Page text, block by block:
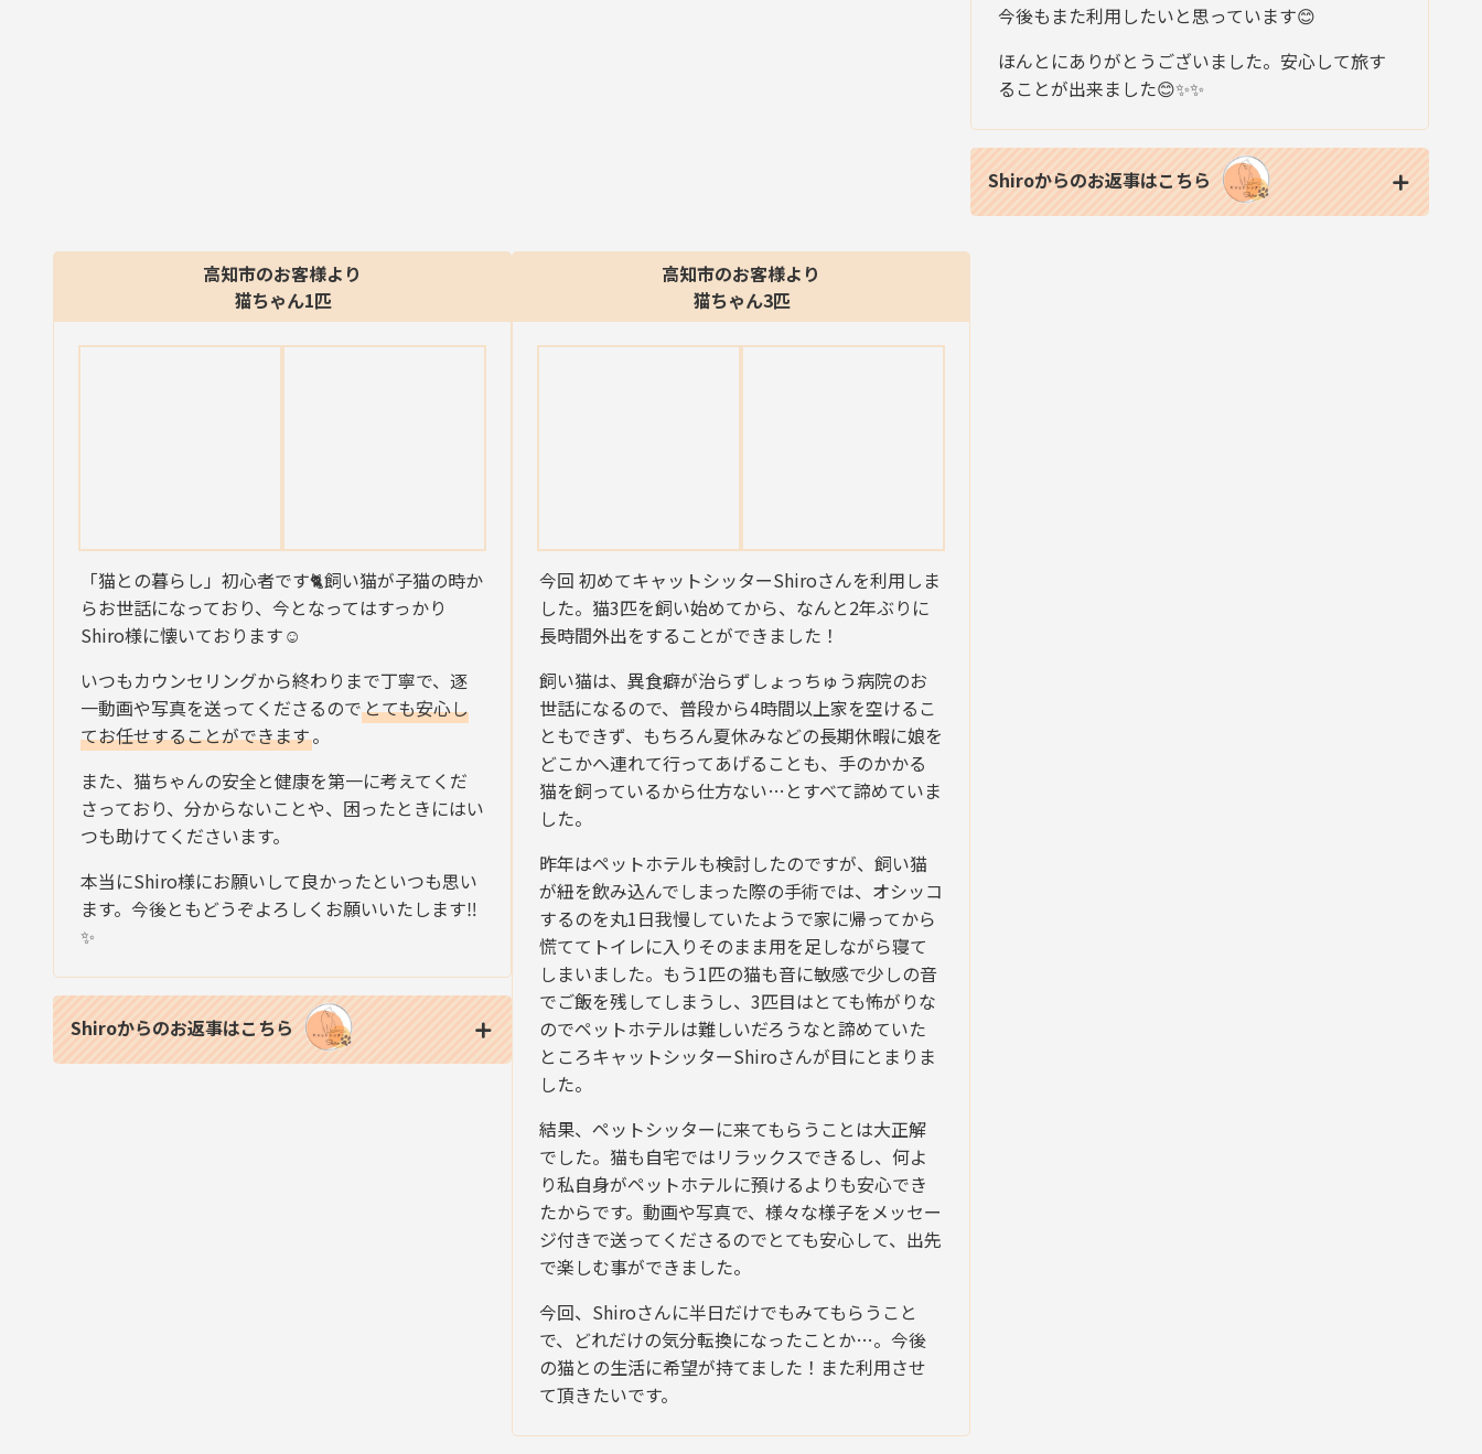
今後もまた利用したいと思っています😊
ほんとにありがとうございました。安心して旅す
ることが出来ました😊✨✨
Shiroからのお返事はこちら
高知市のお客様より
猫ちゃん1匹
「猫との暮らし」初心者です🐈飼い猫が子猫の時か
らお世話になっており、今となってはすっかり
Shiro様に懐いております☺️
いつもカウンセリングから終わりまで丁寧で、逐
一動画や写真を送ってくださるのでとても安心し
てお任せすることができます。
また、猫ちゃんの安全と健康を第一に考えてくだ
さっており、分からないことや、困ったときにはい
つも助けてくださいます。
本当にShiro様にお願いして良かったといつも思い
ます。今後ともどうぞよろしくお願いいたします‼
✨
Shiroからのお返事はこちら
高知市のお客様より
猫ちゃん3匹
今回 初めてキャットシッターShiroさんを利用しま
した。猫3匹を飼い始めてから、なんと2年ぶりに
長時間外出をすることができました！
飼い猫は、異食癖が治らずしょっちゅう病院のお
世話になるので、普段から4時間以上家を空けるこ
ともできず、もちろん夏休みなどの長期休暇に娘を
どこかへ連れて行ってあげることも、手のかかる
猫を飼っているから仕方ない…とすべて諦めていま
した。
昨年はペットホテルも検討したのですが、飼い猫
が紐を飲み込んでしまった際の手術では、オシッコ
するのを丸1日我慢していたようで家に帰ってから
慌ててトイレに入りそのまま用を足しながら寝て
しまいました。もう1匹の猫も音に敏感で少しの音
でご飯を残してしまうし、3匹目はとても怖がりな
のでペットホテルは難しいだろうなと諦めていた
ところキャットシッターShiroさんが目にとまりま
した。
結果、ペットシッターに来てもらうことは大正解
でした。猫も自宅ではリラックスできるし、何よ
り私自身がペットホテルに預けるよりも安心でき
たからです。動画や写真で、様々な様子をメッセー
ジ付きで送ってくださるのでとても安心して、出先
で楽しむ事ができました。
今回、Shiroさんに半日だけでもみてもらうこと
で、どれだけの気分転換になったことか…。今後
の猫との生活に希望が持てました！また利用させ
て頂きたいです。